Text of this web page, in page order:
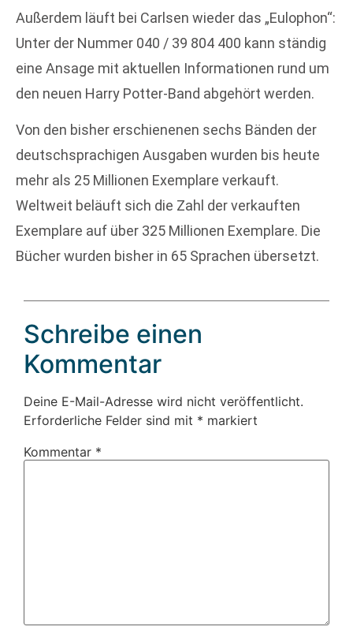
Außerdem läuft bei Carlsen wieder das „Eulophon“:
Unter der Nummer 040 / 39 804 400 kann ständig
eine Ansage mit aktuellen Informationen rund um
den neuen Harry Potter-Band abgehört werden.
Von den bisher erschienenen sechs Bänden der
deutschsprachigen Ausgaben wurden bis heute
mehr als 25 Millionen Exemplare verkauft.
Weltweit beläuft sich die Zahl der verkauften
Exemplare auf über 325 Millionen Exemplare. Die
Bücher wurden bisher in 65 Sprachen übersetzt.
Schreibe einen
Kommentar
Deine E-Mail-Adresse wird nicht veröffentlicht.
Erforderliche Felder sind mit * markiert
Kommentar *